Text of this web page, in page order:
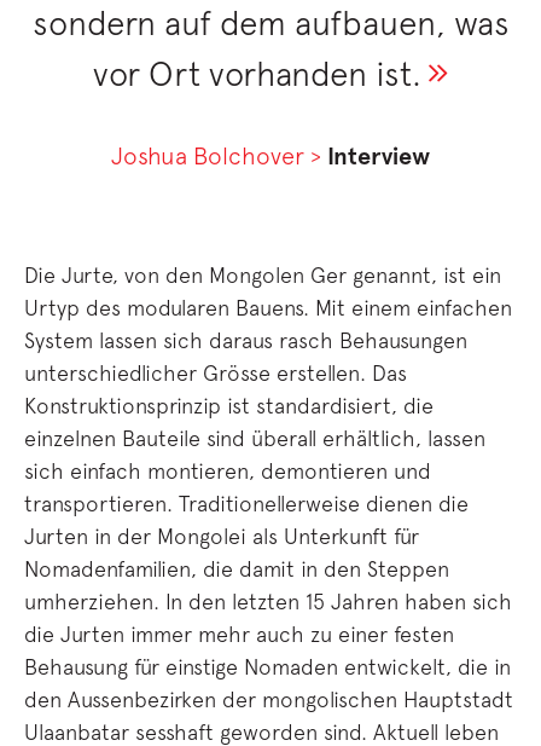
sondern auf dem aufbauen, was
vor Ort vorhanden ist.
Joshua Bolchover > Interview
Die Jurte, von den Mongolen Ger genannt, ist ein
Urtyp des modularen Bauens. Mit einem einfachen
System lassen sich daraus rasch Behausungen
unterschiedlicher Grösse erstellen. Das
Konstruktionsprinzip ist standardisiert, die
einzelnen Bauteile sind überall erhältlich, lassen
sich einfach montieren, demontieren und
transportieren. Traditionellerweise dienen die
Jurten in der Mongolei als Unterkunft für
Nomadenfamilien, die damit in den Steppen
umherziehen. In den letzten 15 Jahren haben sich
die Jurten immer mehr auch zu einer festen
Behausung für einstige Nomaden entwickelt, die in
den Aussenbezirken der mongolischen Hauptstadt
Ulaanbatar sesshaft geworden sind. Aktuell leben